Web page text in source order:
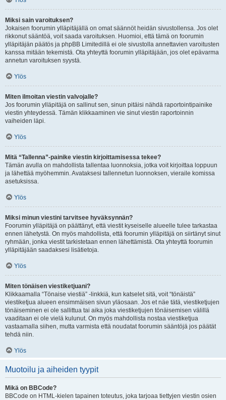
Miksi sain varoituksen?
Jokaisen foorumin ylläpitäjällä on omat säännöt heidän sivustollensa. Jos olet
rikkonut sääntöä, voit saada varoituksen. Huomioi, että tämä on foorumin
ylläpitäjän päätös ja phpBB Limitedillä ei ole sivustolla annettavien varoitusten
kanssa mitään tekemistä. Ota yhteyttä foorumin ylläpitäjään, jos olet epävarma
annetun varoituksen syystä.
Ylös
Miten ilmoitan viestin valvojalle?
Jos foorumin ylläpitäjä on sallinut sen, sinun pitäisi nähdä raportointipainike
viestin yhteydessä. Tämän klikkaaminen vie sinut viestin raportoinnin
vaiheiden läpi.
Ylös
Mitä “Tallenna”-painike viestin kirjoittamisessa tekee?
Tämän avulla on mahdollista tallentaa luonnoksia, jotka voit kirjoittaa loppuun
ja lähettää myöhemmin. Avataksesi tallennetun luonnoksen, vieraile komissa
asetuksissa.
Ylös
Miksi minun viestini tarvitsee hyväksynnän?
Foorumin ylläpitäjä on päättänyt, että viestit kyseiselle alueelle tulee tarkastaa
ennen lähetystä. On myös mahdollista, että foorumin ylläpitäjä on siirtänyt sinut
ryhmään, jonka viestit tarkistetaan ennen lähettämistä. Ota yhteyttä foorumin
ylläpitäjään saadaksesi lisätietoja.
Ylös
Miten tönäisen viestiketjuani?
Klikkaamalla “Tönaise viestiä” -linkkiä, kun katselet sitä, voit “tönäistä”
viestiketjua alueen ensimmäisen sivun yläosaan. Jos et näe tätä, viestiketjujen
tönäiseminen ei ole sallittua tai aika joka viestiketjujen tönäisemisen välillä
vaaditaan ei ole vielä kulunut. On myös mahdollista nostaa viestiketjua
vastaamalla siihen, mutta varmista että noudatat foorumin sääntöjä jos päätät
tehdä niin.
Ylös
Muotoilu ja aiheiden tyypit
Mikä on BBCode?
BBCode on HTML-kielen tapainen toteutus, joka tarjoaa tiettyjen viestin osien